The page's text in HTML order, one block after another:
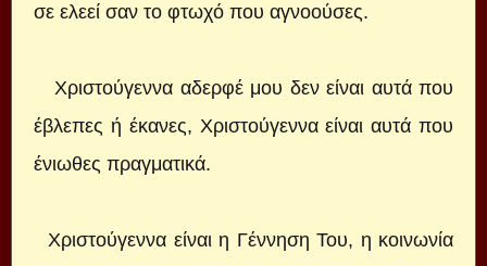
σε ελεεί σαν το φτωχό που αγνοούσες.
Χριστούγεννα αδερφέ μου δεν είναι αυτά που
έβλεπες ή έκανες, Χριστούγεννα είναι αυτά που
ένιωθες πραγματικά.
Χριστούγεννα είναι η Γέννηση Του, η κοινωνία